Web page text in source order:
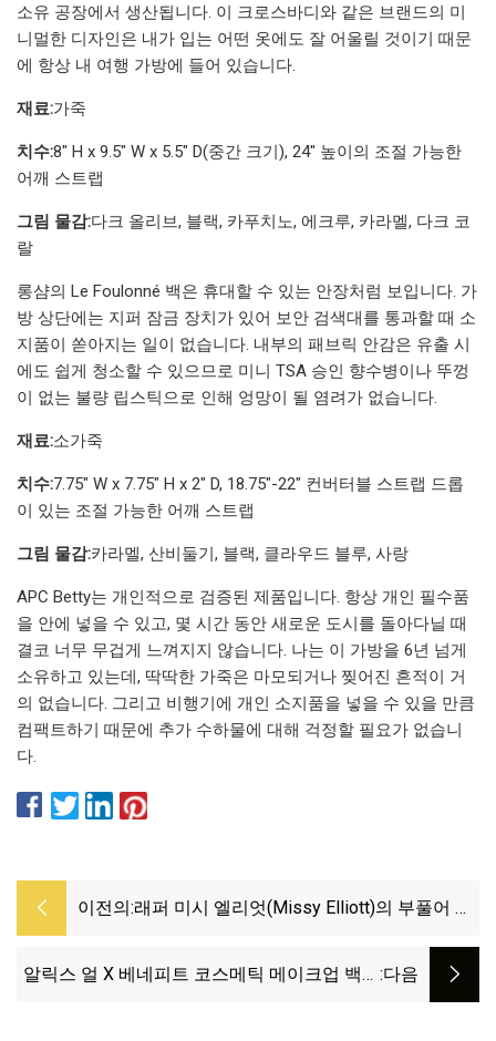
소유 공장에서 생산됩니다. 이 크로스바디와 같은 브랜드의 미
니멀한 디자인은 내가 입는 어떤 옷에도 잘 어울릴 것이기 때문
에 항상 내 여행 가방에 들어 있습니다.
재료:가죽
치수:8" H x 9.5" W x 5.5" D(중간 크기), 24" 높이의 조절 가능한
어깨 스트랩
그림 물감:다크 올리브, 블랙, 카푸치노, 에크루, 카라멜, 다크 코
랄
롱샴의 Le Foulonné 백은 휴대할 수 있는 안장처럼 보입니다. 가
방 상단에는 지퍼 잠금 장치가 있어 보안 검색대를 통과할 때 소
지품이 쏟아지는 일이 없습니다. 내부의 패브릭 안감은 유출 시
에도 쉽게 청소할 수 있으므로 미니 TSA 승인 향수병이나 뚜껑
이 없는 불량 립스틱으로 인해 엉망이 될 염려가 없습니다.
재료:소가죽
치수:7.75" W x 7.75" H x 2" D, 18.75"-22" 컨버터블 스트랩 드롭
이 있는 조절 가능한 어깨 스트랩
그림 물감:카라멜, 산비둘기, 블랙, 클라우드 블루, 사랑
APC Betty는 개인적으로 검증된 제품입니다. 항상 개인 필수품
을 안에 넣을 수 있고, 몇 시간 동안 새로운 도시를 돌아다닐 때
결코 너무 무겁게 느껴지지 않습니다. 나는 이 가방을 6년 넘게
소유하고 있는데, 딱딱한 가죽은 마모되거나 찢어진 흔적이 거
의 없습니다. 그리고 비행기에 개인 소지품을 넣을 수 있을 만큼
컴팩트하기 때문에 추가 수하물에 대해 걱정할 필요가 없습니
다.
이전의:래퍼 미시 엘리엇(Missy Elliott)의 부풀어 오
공간을 창조하는 데 일조했습니다.
알릭스 얼 X 베네피트 코스메틱 메이크업 백의 :다음